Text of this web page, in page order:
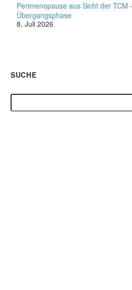
Perimenopause aus Sicht der TCM
Übergangsphase
8. Juli 2026
SUCHE